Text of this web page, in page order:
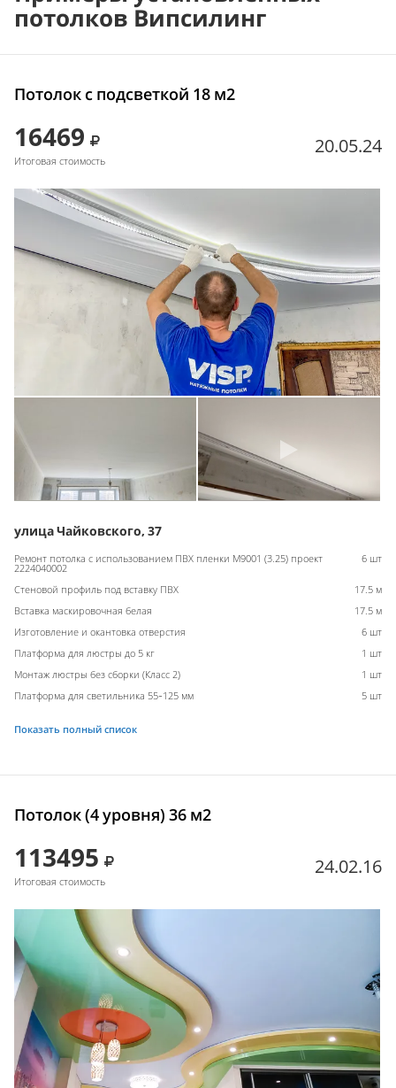
потолков Випсилинг
Потолок с подсветкой 18 м2
16469
Итоговая стоимость
20.05.24
улица Чайковского, 37
Ремонт потолка с использованием ПВХ пленки M9001 (3.25) проект
2224040002
6 шт
Стеновой профиль под вставку ПВХ
17.5 м
Вставка маскировочная белая
17.5 м
Изготовление и окантовка отверстия
6 шт
Платформа для люстры до 5 кг
1 шт
Монтаж люстры без сборки (Класс 2)
1 шт
Платформа для светильника 55-125 мм
5 шт
Показать полный список
Потолок (4 уровня) 36 м2
113495
Итоговая стоимость
24.02.16